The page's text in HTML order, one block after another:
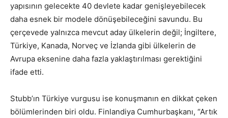
yapısının gelecekte 40 devlete kadar genişleyebilecek
daha esnek bir modele dönüşebileceğini savundu. Bu
çerçevede yalnızca mevcut aday ülkelerin değil; İngiltere,
Türkiye, Kanada, Norveç ve İzlanda gibi ülkelerin de
Avrupa eksenine daha fazla yaklaştırılması gerektiğini
ifade etti.
Stubb’ın Türkiye vurgusu ise konuşmanın en dikkat çeken
bölümlerinden biri oldu. Finlandiya Cumhurbaşkanı, “Artık